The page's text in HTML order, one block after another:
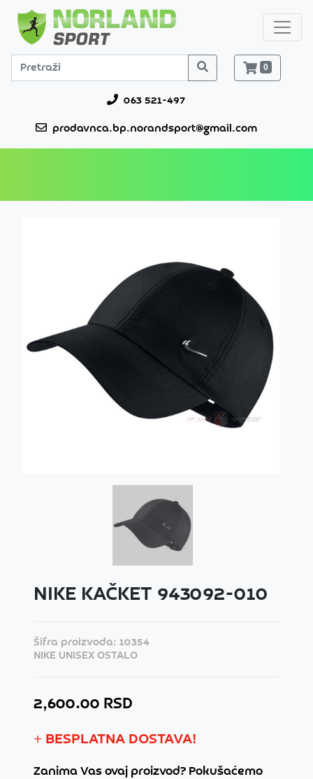
0
063 521-497
prodavnca.bp.norandsport@gmail.com
NIKE KAČKET 943092-010
Šifra proizvoda: 10354
NIKE UNISEX OSTALO
2,600.00 RSD
+ BESPLATNA DOSTAVA!
Zanima Vas ovaj proizvod? Pokušaćemo